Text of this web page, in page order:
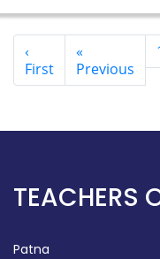
‹
First
«
Previous
TEACHERS
Patna